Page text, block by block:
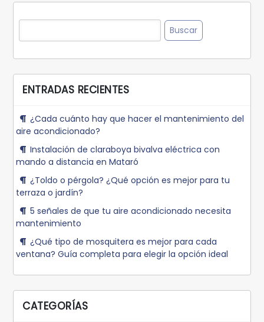
Buscar:
ENTRADAS RECIENTES
¿Cada cuánto hay que hacer el mantenimiento del
aire acondicionado?
Instalación de claraboya bivalva eléctrica con
mando a distancia en Mataró
¿Toldo o pérgola? ¿Qué opción es mejor para tu
terraza o jardín?
5 señales de que tu aire acondicionado necesita
mantenimiento
¿Qué tipo de mosquitera es mejor para cada
ventana? Guía completa para elegir la opción ideal
CATEGORÍAS